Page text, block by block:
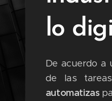
lo
De acuerdo a
de las
automatizas